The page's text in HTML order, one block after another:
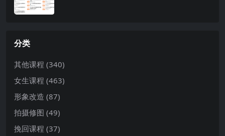
分类
其他课程 (340)
女生课程 (463)
形象改造 (87)
拍摄修图 (49)
挽回课程 (37)